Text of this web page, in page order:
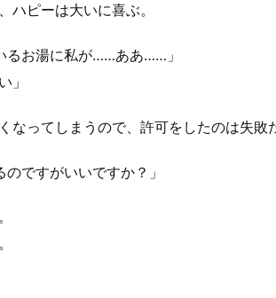
ピーは大いに喜ぶ。
るお湯に私が……ああ……」
」
ってしまうので、許可をしたのは失敗
ですがいいですか？」